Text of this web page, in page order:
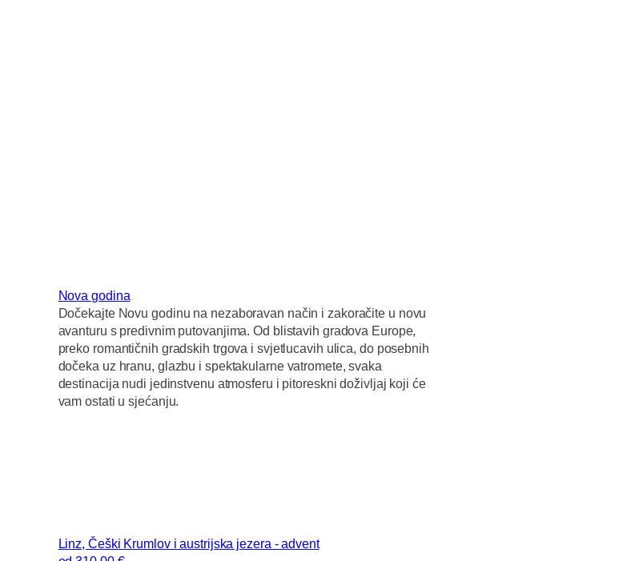
Nova godina
Dočekajte Novu godinu na nezaboravan način i zakoračite u novu
avanturu s predivnim putovanjima. Od blistavih gradova Europe,
preko romantičnih gradskih trgova i svjetlucavih ulica, do posebnih
dočeka uz hranu, glazbu i spektakularne vatromete, svaka
destinacija nudi jedinstvenu atmosferu i pitoreskni doživljaj koji će
vam ostati u sjećanju.
Linz, Češki Krumlov i austrijska jezera - advent